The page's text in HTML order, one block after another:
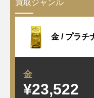
買取ジャンル
金 / プラチ
金
¥23,522